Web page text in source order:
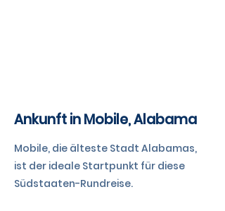
Ankunft in Mobile, Alabama
Mobile, die älteste Stadt Alabamas,
ist der ideale Startpunkt für diese
Südstaaten-Rundreise.